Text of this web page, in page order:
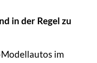
in der Regel zu
im